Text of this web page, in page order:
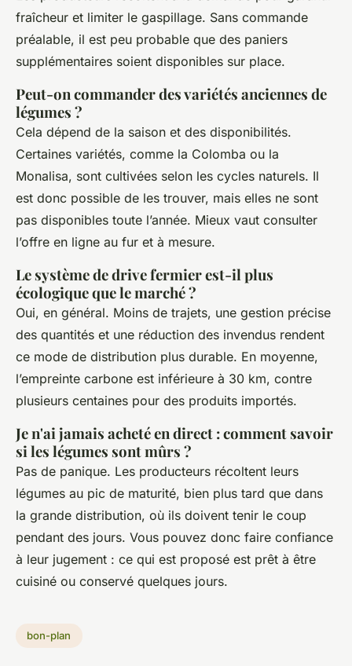
fraîcheur et limiter le gaspillage. Sans commande
préalable, il est peu probable que des paniers
supplémentaires soient disponibles sur place.
Peut-on commander des variétés anciennes de
légumes ?
Cela dépend de la saison et des disponibilités.
Certaines variétés, comme la Colomba ou la
Monalisa, sont cultivées selon les cycles naturels. Il
est donc possible de les trouver, mais elles ne sont
pas disponibles toute l’année. Mieux vaut consulter
l’offre en ligne au fur et à mesure.
Le système de drive fermier est-il plus
écologique que le marché ?
Oui, en général. Moins de trajets, une gestion précise
des quantités et une réduction des invendus rendent
ce mode de distribution plus durable. En moyenne,
l’empreinte carbone est inférieure à 30 km, contre
plusieurs centaines pour des produits importés.
Je n'ai jamais acheté en direct : comment savoir
si les légumes sont mûrs ?
Pas de panique. Les producteurs récoltent leurs
légumes au pic de maturité, bien plus tard que dans
la grande distribution, où ils doivent tenir le coup
pendant des jours. Vous pouvez donc faire confiance
à leur jugement : ce qui est proposé est prêt à être
cuisiné ou conservé quelques jours.
bon-plan